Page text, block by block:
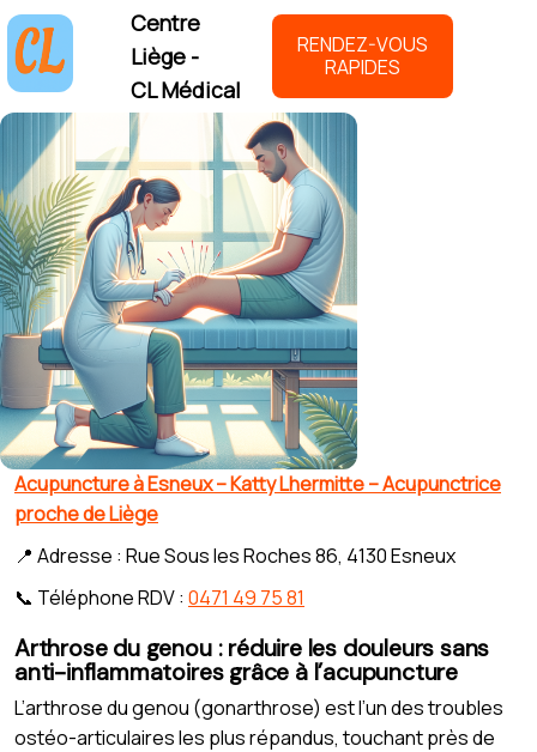
Centre
Liège -
CL Médical
RENDEZ-VOUS
RAPIDES
Acupuncture à Esneux – Katty Lhermitte – Acupunctrice
proche de Liège
📍 Adresse : Rue Sous les Roches 86, 4130 Esneux
📞 Téléphone RDV : 0471 49 75 81
Arthrose du genou : réduire les douleurs sans
anti-inflammatoires grâce à l’acupuncture
L’arthrose du genou (gonarthrose) est l’un des troubles
ostéo-articulaires les plus répandus, touchant près de